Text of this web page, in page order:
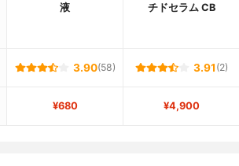
液
チドセラム CB
3.90(58) 3.91 (2)
¥680 ¥4,900